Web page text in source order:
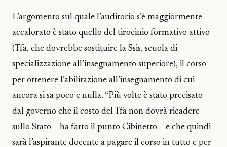
L’argomento sul quale l’auditorio s’è maggiormente
accalorato è stato quello del tirocinio formativo attivo
(Tfa, che dovrebbe sostituire la Ssis, scuola di
specializzazione all’insegnamento superiore), il corso
per ottenere l’abilitazione all’insegnamento di cui
ancora si sa poco e nulla. “Più volte è stato precisato
dal governo che il costo del Tfa non dovrà ricadere
sullo Stato – ha fatto il punto Cibinetto – e che quindi
sarà l’aspirante docente a pagare il corso in tutto e per